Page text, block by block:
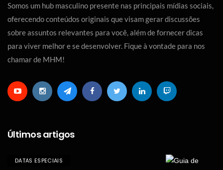
Somos um hub masculino presente nas principais mídias sociais,
oferecendo conteúdos originais que visam gerar discussões
sobre assuntos relevantes para você, além de fornecer dicas
para viver melhor e se desenvolver. Fique à vontade para nos
chamar de MHM!
Últimos artigos
DATAS ESPECIAIS